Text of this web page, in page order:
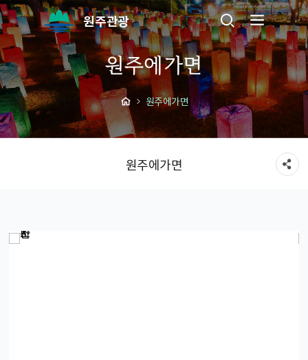
원주관광
원주에가면
원주에가면
원주에가면